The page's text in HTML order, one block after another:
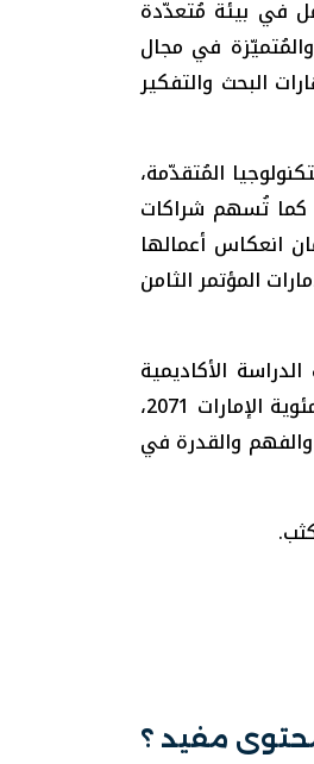
في بيئة مُتعدّدة
في مجال
البحث والتفكير
المُتقدّمة،
كما تُسهم شراكات
انعكاس أعمالها
المؤتمر الثامن
الأكاديمية
والبحثية التي تدعم أولويات الحكومة لتحقيق النمو الاقتصادي والاجتماعي للدولة، مُسترشدين في ذلك بمبادئ الخمسين القادمة، ومئوية الإمارات 2071،
والفهم والقدرة في
مفيد ؟